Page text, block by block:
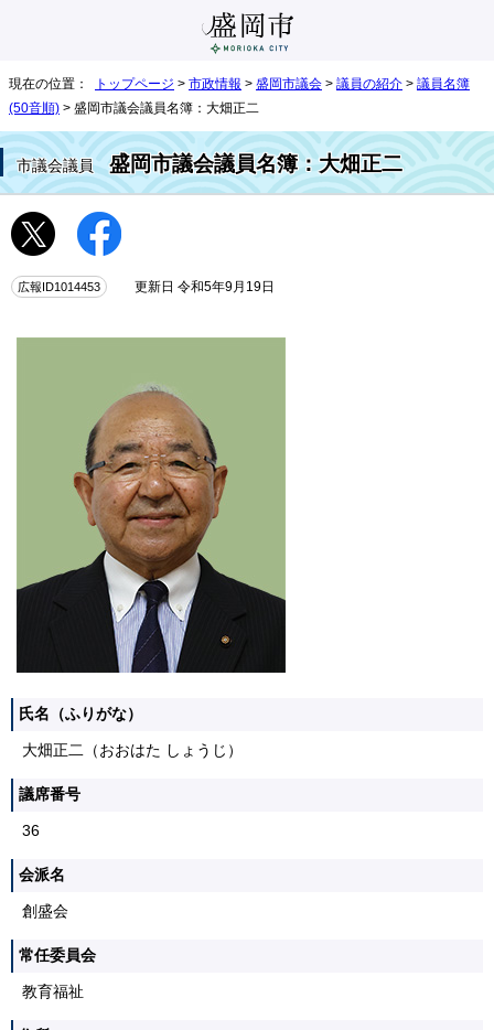
現在の位置： トップページ > 市政情報 > 盛岡市議会 > 議員の紹介 > 議員名簿
(50音順) > 盛岡市議会議員名簿：大畑正二
市議会議員盛岡市議会議員名簿：大畑正二
広報ID1014453 更新日 令和5年9月19日
氏名（ふりがな）
大畑正二（おおはた しょうじ）
議席番号
36
会派名
創盛会
常任委員会
教育福祉